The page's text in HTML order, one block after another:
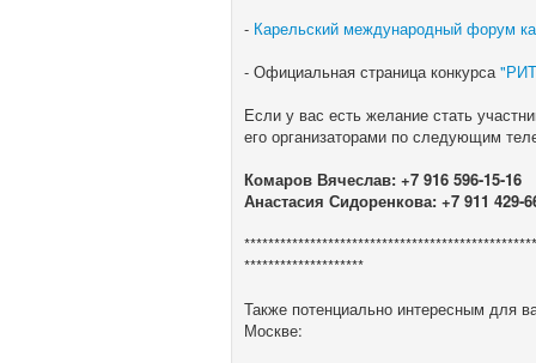
- Карельский международный форум
- Официальная страница конкурса
Если у вас есть желание стать
его организаторами по следующим
Комаров Вячеслав: +7 916 596-15-16
Анастасия Сидоренкова: +7 911 429-
********************
Также потенциально интересным для
Москве: